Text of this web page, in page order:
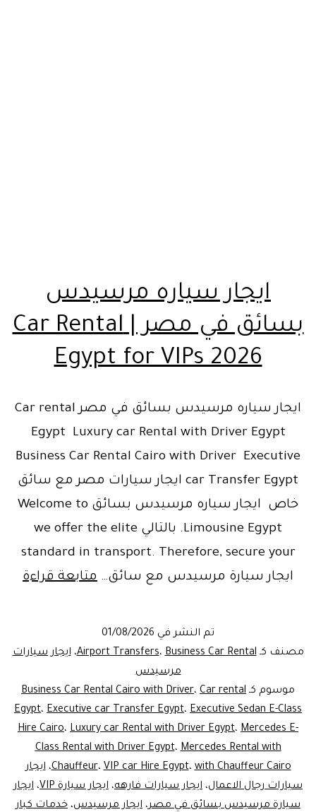
ايجار سياره مرسيدس
بسائق في مصر | Car Rental
Egypt for VIPs 2026
ايجار سياره مرسيدس بسائق في مصر Car rental
Egypt Luxury car Rental with Driver Egypt
Business Car Rental Cairo with Driver Executive
car Transfer Egypt ايجار سيارات مصر مع سائق
خاص ايجار سياره مرسيدس بسائق Welcome to
Limousine Egypt. بالتالي we offer the elite
standard in transport. Therefore, secure your
ايجار سيارة مرسيدس مع سائق… متابعة قراءة
|
تم النشر في 01/08/2026
مصنف كـ
Airport Transfers،Business Car Rental ،ايجار سيارات
مرسيدس
موسوم كـ
Business Car Rental Cairo with Driver، Car rental
Egypt، Executive car Transfer Egypt، Executive Sedan E-Class
Hire Cairo، Luxury car Rental with Driver Egypt، Mercedes E-
Class Rental with Driver Egypt،Mercedes Rental with
Chauffeur،VIP car Hire Egypt،with Chauffeur Cairo ،ايجار
سيارات رجال الاعمال، ايجار سيارات فارهه، ايجار سيارة VIP ، ايجار
سيارة مرسيدس بسائق في مصر، ايجار مرسيدس، خدمات كبار